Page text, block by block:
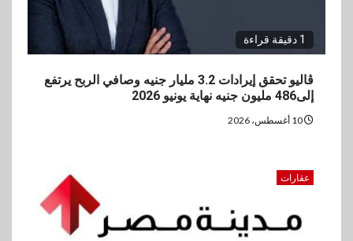
1 دقيقة قراءة
ڤاليو تحقق إيرادات 3.2 مليار جنيه وصافي الربح يرتفع
إلى486 مليون جنيه نهاية يونيو 2026
عقارات